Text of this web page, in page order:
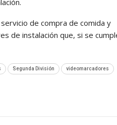
de compra de comida y
de instalación que, si se
Segunda División videomarcadores